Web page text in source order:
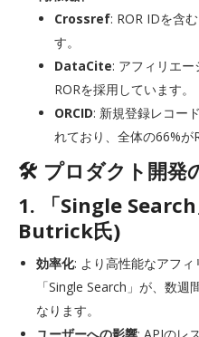
Crossref: ROR IDを含
す。
DataCite: アフィリエ
RORを採用しています。
ORCID: 新規登録レコー
れており、全体の66%が
🛠 プロダクト開発
1. 「Single
Butrick氏)
効率化: より高性能なアフ
「Single Search」が、数
なります。